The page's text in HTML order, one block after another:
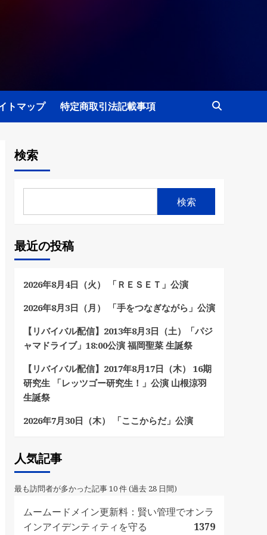
トマップ 特定商取引法記載事項
検索
検索
最近の投稿
2026年8月4日（火） 「ＲＥＳＥＴ」公演
2026年8月3日（月） 「手をつなぎながら」公演
【リバイバル配信】2013年8月3日（土）「パジ
ャマドライブ」18:00公演 福岡聖菜 生誕祭
【リバイバル配信】2017年8月17日（木） 16期
研究生 「レッツゴー研究生！」公演 山根涼羽
生誕祭
2026年7月30日（木） 「ここからだ」公演
人気記事
最も訪問者が多かった記事 10 件 (過去 28 日間)
ムームードメイン更新料：賢い管理でオンラ
インアイデンティティを守る
1379